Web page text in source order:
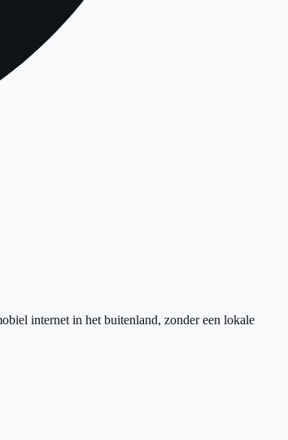
internet in het buitenland, zonder een lokale